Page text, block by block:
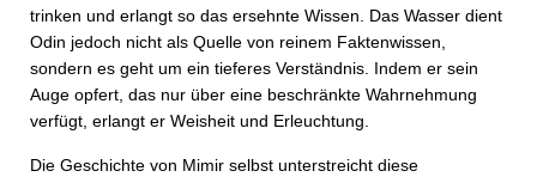
trinken und erlangt so das ersehnte Wissen. Das Wasser dient
Odin jedoch nicht als Quelle von reinem Faktenwissen,
sondern es geht um ein tieferes Verständnis. Indem er sein
Auge opfert, das nur über eine beschränkte Wahrnehmung
verfügt, erlangt er Weisheit und Erleuchtung.
Die Geschichte von Mimir selbst unterstreicht diese